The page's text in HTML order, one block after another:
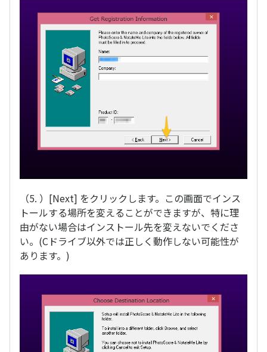
（5. ）[Next] をクリックします。この画面でインス
トールする場所を変えることができますが、特に理
由がない場合はインストール先を変えないでくださ
い。(Cドライブ以外では正しく動作しない可能性が
あります。)